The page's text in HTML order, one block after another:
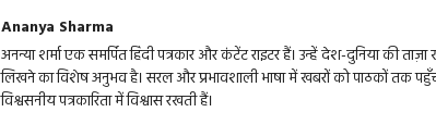
Ananya Sharma
अनन्या शर्मा एक समर्पित हिंदी पत्रकार और कंटेंट राइटर हैं। उन्हें देश-दुनिया की
लिखने का विशेष अनुभव है। सरल और प्रभावशाली भाषा में खबरों को पाठकों तक
विश्वसनीय पत्रकारिता में विश्वास रखती हैं।